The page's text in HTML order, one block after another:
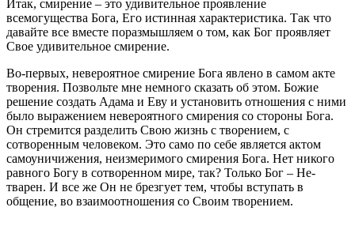
Итак, смирение – это удивительное проявление
всемогущества Бога, Его истинная характеристика. Так что
давайте все вместе поразмышляем о том, как Бог проявляет
Свое удивительное смирение.
Во-первых, невероятное смирение Бога явлено в самом акте
творения. Позвольте мне немного сказать об этом. Божие
решение создать Адама и Еву и установить отношения с ними
было выражением невероятного смирения со стороны Бога.
Он стремится разделить Свою жизнь с творением, с
сотворенным человеком. Это само по себе является актом
самоуничижения, неизмеримого смирения Бога. Нет никого
равного Богу в сотворенном мире, так? Только Бог – Не-
тварен. И все же Он не брезгует тем, чтобы вступать в
общение, во взаимоотношения со Своим творением.